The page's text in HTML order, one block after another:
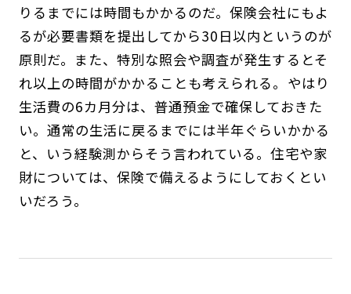
りるまでには時間もかかるのだ。保険会社にもよ
るが必要書類を提出してから30日以内というのが
原則だ。また、特別な照会や調査が発生するとそ
れ以上の時間がかかることも考えられる。やはり
生活費の6カ月分は、普通預金で確保しておきた
い。通常の生活に戻るまでには半年ぐらいかかる
と、いう経験測からそう言われている。住宅や家
財については、保険で備えるようにしておくとい
いだろう。